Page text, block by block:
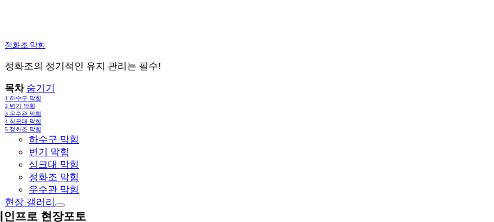
정화조 막힘
정화조의 정기적인 유지 관리는 필수!
목차 숨기기
1 하수구 막힘
2 변기 막힘
3 우수관 막힘
4 싱크대 막힘
5 정화조 막힘
하수구 막힘
변기 막힘
싱크대 막힘
정화조 막힘
우수관 막힘
현장 갤러리
인프로 현장포토